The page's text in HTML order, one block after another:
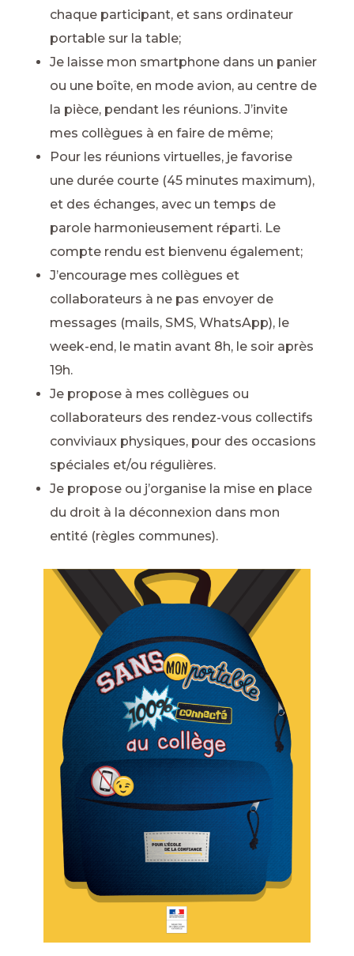
chaque participant, et sans ordinateur
portable sur la table;
Je laisse mon smartphone dans un panier
ou une boîte, en mode avion, au centre de
la pièce, pendant les réunions. J’invite
mes collègues à en faire de même;
Pour les réunions virtuelles, je favorise
une durée courte (45 minutes maximum),
et des échanges, avec un temps de
parole harmonieusement réparti. Le
compte rendu est bienvenu également;
J’encourage mes collègues et
collaborateurs à ne pas envoyer de
messages (mails, SMS, WhatsApp), le
week-end, le matin avant 8h, le soir après
19h.
Je propose à mes collègues ou
collaborateurs des rendez-vous collectifs
conviviaux physiques, pour des occasions
spéciales et/ou régulières.
Je propose ou j’organise la mise en place
du droit à la déconnexion dans mon
entité (règles communes).